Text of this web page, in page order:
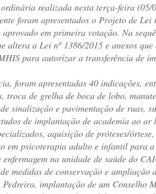
ordinária realizada nesta terça-feira
foram apresentados o Projeto de
em primeira votação. Na
altera a Lei nº 1386/2015 e anexos
para autorizar a transferência de
foram apresentadas 40 indicações,
troca de grelha de boca de lobo,
sinalização e pavimentação de ruas,
de implantação de academia ao
aquisição de próteses/
em psicoterapia adulto e infantil para
enfermagem na unidade de saúde do
medidas de conservação e
Pedreira, implantação de um Conselho